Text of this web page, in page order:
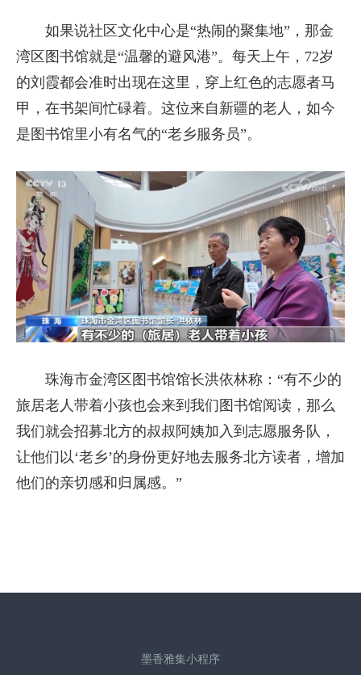
如果说社区文化中心是“热闹的聚集地”，那金
湾区图书馆就是“温馨的避风港”。每天上午，72岁
的刘霞都会准时出现在这里，穿上红色的志愿者马
甲，在书架间忙碌着。这位来自新疆的老人，如今
是图书馆里小有名气的“老乡服务员”。
珠海市金湾区图书馆馆长洪依林称：“有不少的
旅居老人带着小孩也会来到我们图书馆阅读，那么
我们就会招募北方的叔叔阿姨加入到志愿服务队，
让他们以‘老乡’的身份更好地去服务北方读者，增加
他们的亲切感和归属感。”
墨香雅集小程序